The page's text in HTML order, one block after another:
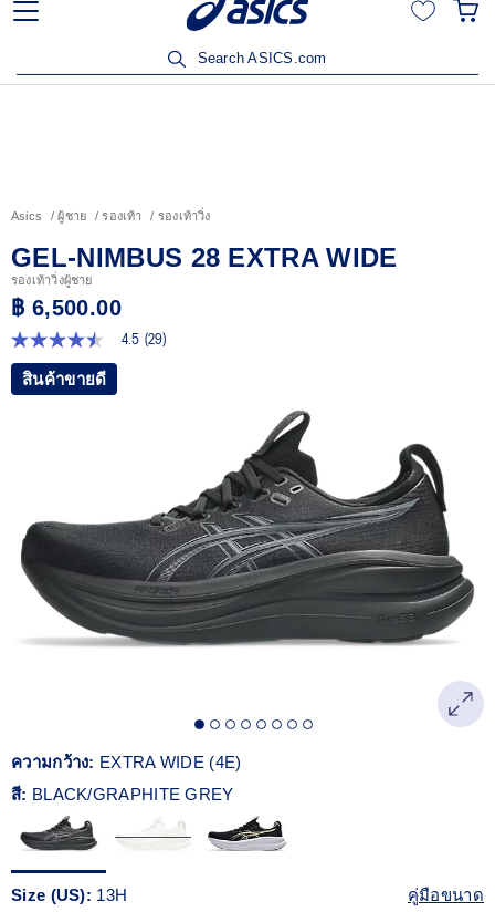
เมื่อซื้อสินค้าครบ 3,500
เข้าร่วม OneASICS™ เพื่อสะสม
Search ASICS.com
Asics ผู้ชาย รองเท้า รองเท้าวิ่ง
GEL-NIMBUS 28 EXTRA WIDE
รองเท้าวิ่งผู้ชาย
฿ 6,500.00
4.5
จาก
ดาว
ลิงก์
หน้า
เดียวกัน
4.5 (29)
สินค้าขายดี
ความกว้าง: EXTRA WIDE (4E)
สี: BLACK/GRAPHITE GREY
Size (US): 13H คู่มือขนาด